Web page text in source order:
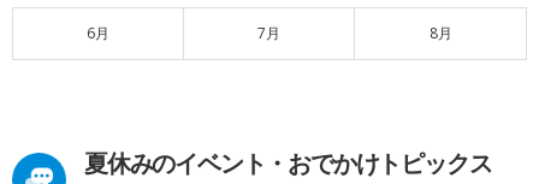
6月 7月 8月
夏休みのイベント・おでかけトピックス